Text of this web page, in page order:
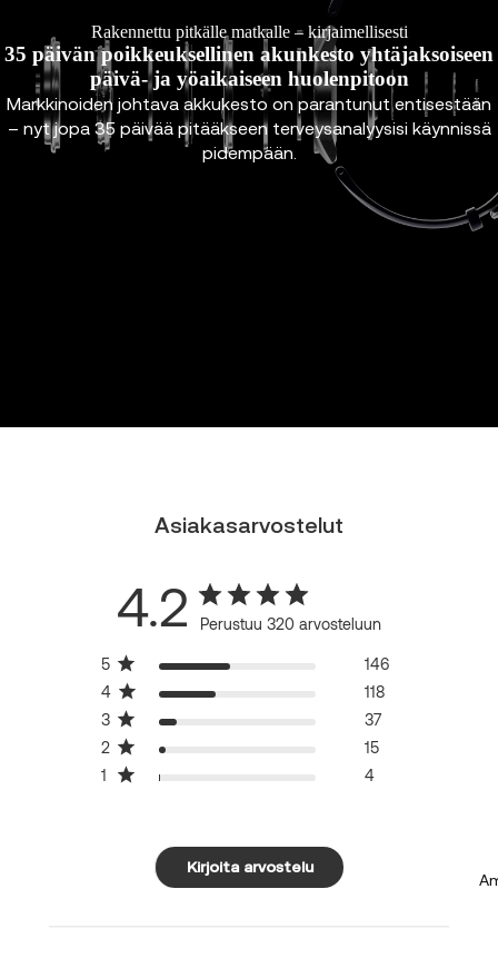
Rakennettu pitkälle matkalle – kirjaimellisesti
35 päivän poikkeuksellinen akunkesto yhtäjaksoiseen
päivä- ja yöaikaiseen huolenpitoon
Markkinoiden johtava akkukesto on parantunut entisestään
– nyt jopa 35 päivää pitääkseen terveysanalyysisi käynnissä
pidempään.
Asiakasarvostelut
4.2 Perustuu 320 arvosteluun
5
146
4
118
3
37
2
15
1
4
Kirjoita arvostelu